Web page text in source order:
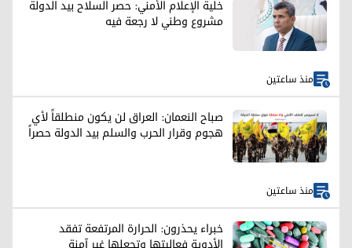
خلية الإعلام الأمني: حصر السلاح بيد الدولة
مشروع وطني لا رجعة فيه
منذ ساعتين
صباح النعمان: العراق لن يكون منطلقاً لأي
هجوم وقرار الحرب والسلم بيد الدولة حصراً
منذ ساعتين
خبراء يحذرون: الحرارة المرتفعة تفقد